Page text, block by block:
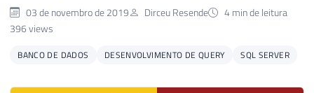
03 de novembro de 2019 Dirceu Resende
4 min de leitura
396 views
BANCO DE DADOS DESENVOLVIMENTO DE QUERY SQL SERVER